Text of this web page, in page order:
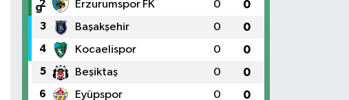
2 Erzurumspor FK 0 0
3 Başakşehir 0 0
4 Kocaelispor 0 0
5 Beşiktaş 0 0
6 Eyüpspor 0 0